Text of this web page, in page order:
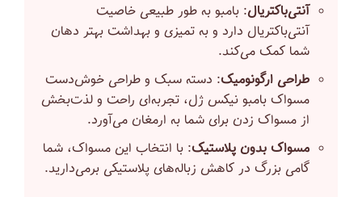
آنتی‌باکتریال: بامبو به طور طبیعی خاصیت
آنتی‌باکتریال دارد و به تمیزی و بهداشت بهتر دهان
شما کمک می‌کند.
طراحی ارگونومیک: دسته سبک و طراحی خوش‌دست
مسواک بامبو نیکس ژل، تجربه‌ای راحت و لذت‌بخش
از مسواک زدن برای شما به ارمغان می‌آورد.
مسواک بدون پلاستیک: با انتخاب این مسواک، شما
گامی بزرگ در کاهش زباله‌های پلاستیکی برمی‌دارید.